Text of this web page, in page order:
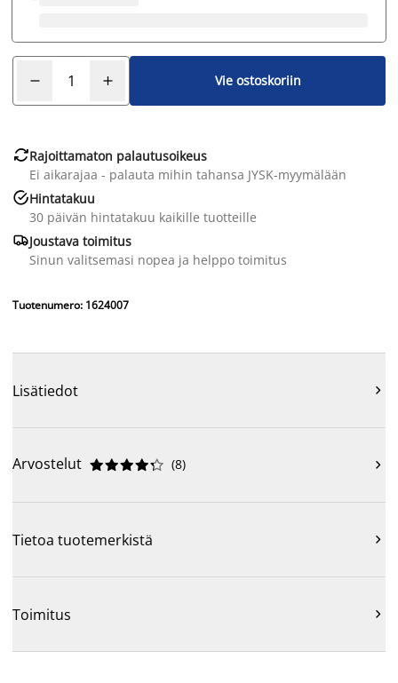
Vie ostoskoriin
Rajoittamaton palautusoikeus
Ei aikarajaa - palauta mihin tahansa JYSK-myymälään
Hintatakuu
30 päivän hintatakuu kaikille tuotteille
Joustava toimitus
Sinun valitsemasi nopea ja helppo toimitus
Tuotenumero: 1624007
Lisätiedot 
Arvostelut 




 (8) 
Tietoa tuotemerkistä 
Toimitus 